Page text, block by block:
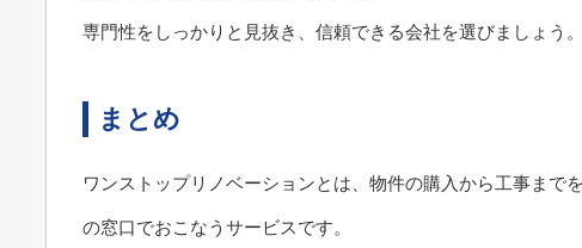
専門性をしっかりと見抜き、信頼できる会社を選びましょう。
まとめ
ワンストップリノベーションとは、物件の購入から工事まで
の窓口でおこなうサービスです。